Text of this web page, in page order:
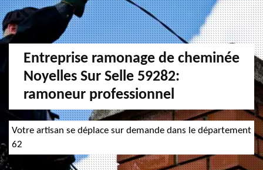
Entreprise ramonage de cheminée
Noyelles Sur Selle 59282:
ramoneur professionnel
Votre artisan se déplace sur demande dans le département
62